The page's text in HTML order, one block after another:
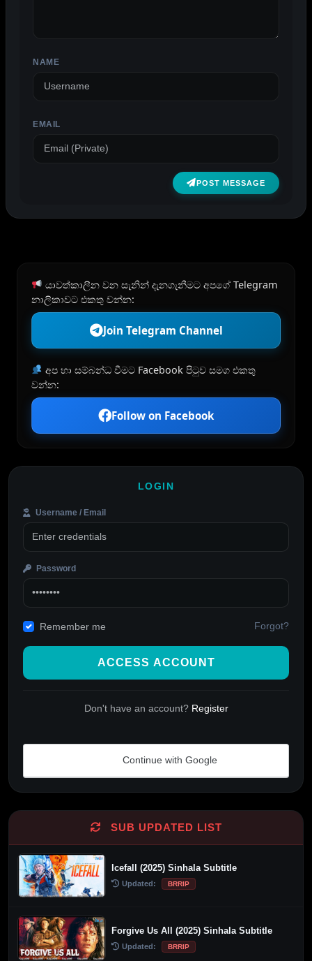
NAME
EMAIL
POST MESSAGE
යාවත්කාලීන වන සැනින් දැනගැනීමට අපගේ Telegram
නාලිකාවට එකතු වන්න:
Join Telegram Channel
අප හා සම්බන්ධ වීමට Facebook පිටුව සමග එකතු
වන්න:
Follow on Facebook
LOGIN
Username / Email
Password
Remember me Forgot?
ACCESS ACCOUNT
Don't have an account? Register
Continue with Google
SUB UPDATED LIST
Icefall (2025) Sinhala Subtitle
Updated: BRRIP
Forgive Us All (2025) Sinhala Subtitle
Updated: BRRIP